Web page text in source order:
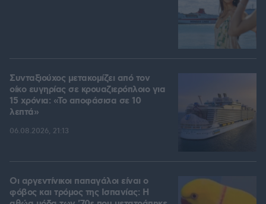
Συνταξιούχος μετακομίζει από τον
οίκο ευγηρίας σε κρουαζιερόπλοιο για
15 χρόνια: «Το αποφάσισα σε 10
λεπτά»
06.08.2026, 21:13
Οι αργεντίνικοι παπαγάλοι είναι ο
φόβος και τρόμος της Ισπανίας: Η